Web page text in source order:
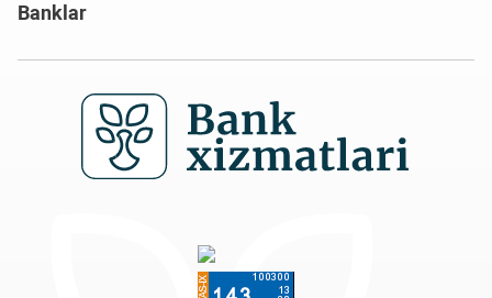
Banklar